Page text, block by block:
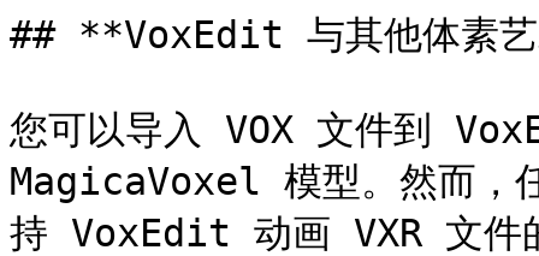
## **VoxEdit 与其他体素艺
您可以导入 VOX 文件到
MagicaVoxel 模型。然而，
持 VoxEdit 动画 VXR 文件